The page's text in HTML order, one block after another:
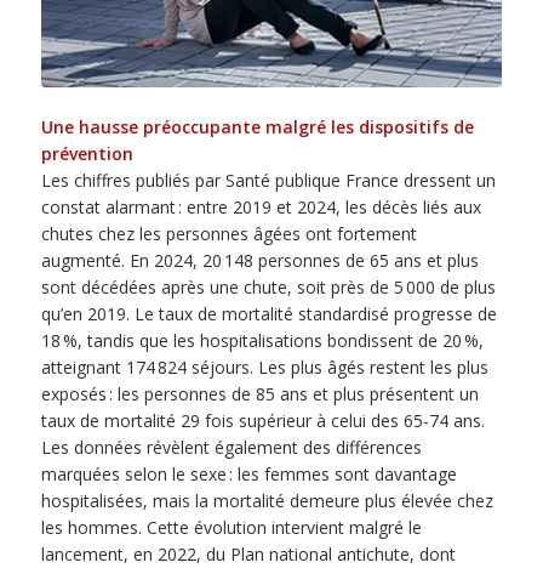
Une hausse préoccupante malgré les dispositifs de
prévention
Les chiffres publiés par Santé publique France dressent un
constat alarmant : entre 2019 et 2024, les décès liés aux
chutes chez les personnes âgées ont fortement
augmenté. En 2024, 20 148 personnes de 65 ans et plus
sont décédées après une chute, soit près de 5 000 de plus
qu’en 2019. Le taux de mortalité standardisé progresse de
18 %, tandis que les hospitalisations bondissent de 20 %,
atteignant 174 824 séjours. Les plus âgés restent les plus
exposés : les personnes de 85 ans et plus présentent un
taux de mortalité 29 fois supérieur à celui des 65‑74 ans.
Les données révèlent également des différences
marquées selon le sexe : les femmes sont davantage
hospitalisées, mais la mortalité demeure plus élevée chez
les hommes. Cette évolution intervient malgré le
lancement, en 2022, du Plan national antichute, dont